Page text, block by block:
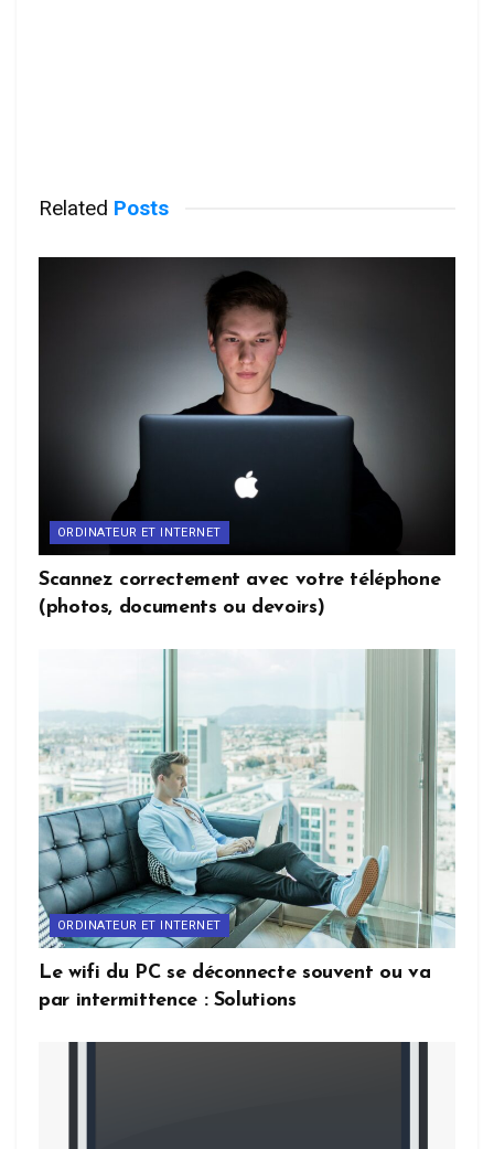
Related Posts
ORDINATEUR ET INTERNET
Scannez correctement avec votre téléphone
(photos, documents ou devoirs)
ORDINATEUR ET INTERNET
Le wifi du PC se déconnecte souvent ou va
par intermittence : Solutions